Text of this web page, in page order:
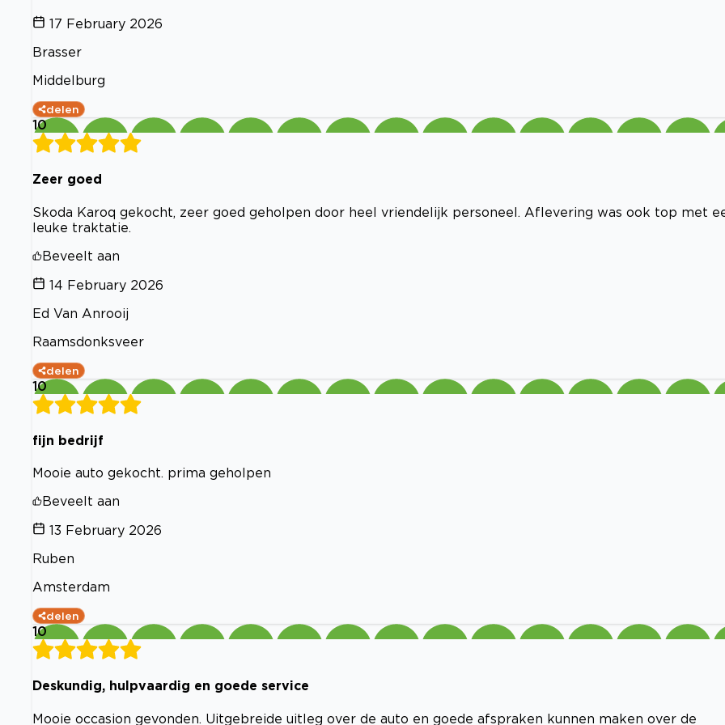
17 February 2026
Brasser
Middelburg
delen
10
Zeer goed
Skoda Karoq gekocht, zeer goed geholpen door heel vriendelijk personeel. Aflevering was ook top met
leuke traktatie.
Beveelt aan
14 February 2026
Ed Van Anrooij
Raamsdonksveer
delen
10
fijn bedrijf
Mooie auto gekocht. prima geholpen
Beveelt aan
13 February 2026
Ruben
Amsterdam
delen
10
Deskundig, hulpvaardig en goede service
Mooie occasion gevonden. Uitgebreide uitleg over de auto en goede afspraken kunnen maken over de